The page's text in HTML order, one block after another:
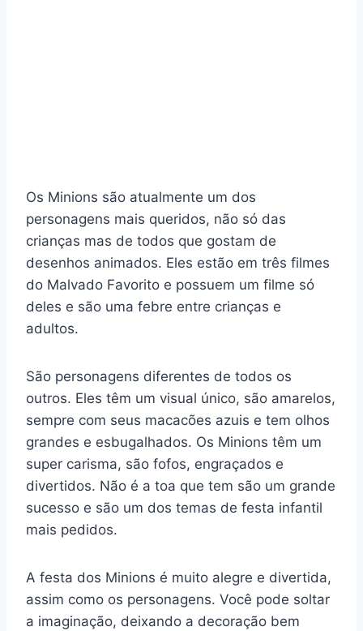
Os Minions são atualmente um dos
personagens mais queridos, não só das
crianças mas de todos que gostam de
desenhos animados. Eles estão em três filmes
do Malvado Favorito e possuem um filme só
deles e são uma febre entre crianças e
adultos.
São personagens diferentes de todos os
outros. Eles têm um visual único, são amarelos,
sempre com seus macacões azuis e tem olhos
grandes e esbugalhados. Os Minions têm um
super carisma, são fofos, engraçados e
divertidos. Não é a toa que tem são um grande
sucesso e são um dos temas de festa infantil
mais pedidos.
A festa dos Minions é muito alegre e divertida,
assim como os personagens. Você pode soltar
a imaginação, deixando a decoração bem